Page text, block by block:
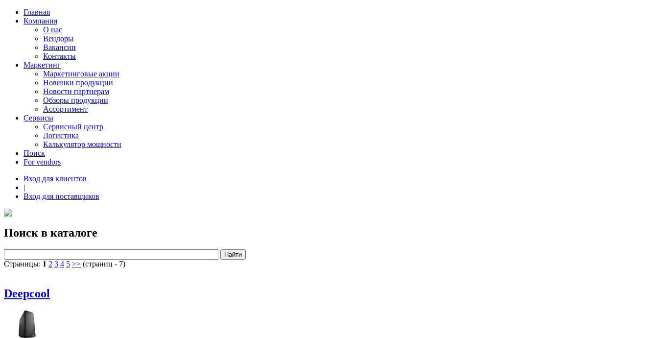
Главная
Компания
О нас
Вендоры
Вакансии
Контакты
Маркетинг
Маркетинговые акции
Новинки продукции
Новости партнерам
Обзоры продукции
Ассортимент
Сервисы
Сервисный центр
Логистика
Калькулятор мощности
Поиск
For vendors
Вход для клиентов
|
Вход для поставщиков
Поиск в каталоге
Страницы: 1 2 3 4 5 >> (страниц - 7)
Deepcool